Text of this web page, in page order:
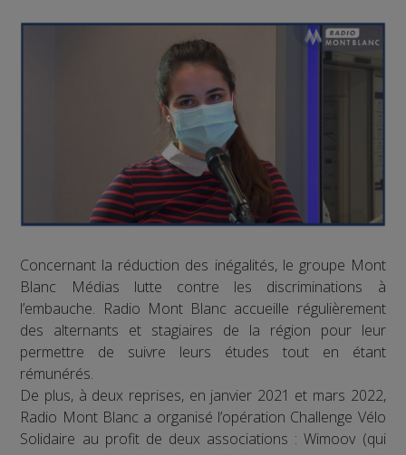
Concernant la réduction des inégalités, le groupe Mont
Blanc Médias lutte contre les discriminations à
l’embauche. Radio Mont Blanc accueille régulièrement
des alternants et stagiaires de la région pour leur
permettre de suivre leurs études tout en étant
rémunérés.
De plus, à deux reprises, en janvier 2021 et mars 2022,
Radio Mont Blanc a organisé l’opération Challenge Vélo
Solidaire au profit de deux associations : Wimoov (qui